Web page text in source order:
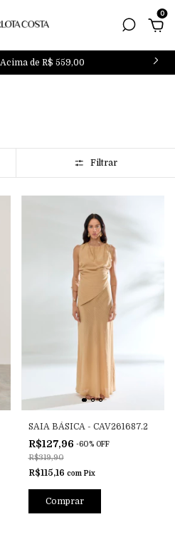
0
de R$ 559,00
Filtrar
SAIA BÁSICA - CAV261687.2
R$127,96 -60% OFF
R$319,90
R$115,16 com Pix
Comprar